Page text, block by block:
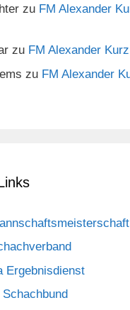
zu FM Alexander
zu FM Alexander
zu FM Alexander
Ergebnisdienst